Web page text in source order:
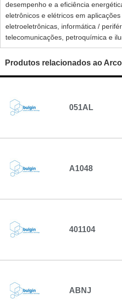
desempenho e a eficiência
eletrônicos e elétricos em aplicações
eletroeletrônicas, informática /
telecomunicações, petroquímica e
Produtos relacionados ao
051AL
A1048
401104
ABNJ